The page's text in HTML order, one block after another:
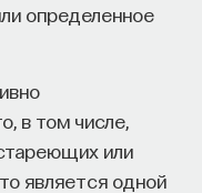
определенное
в том числе,
или
является одной